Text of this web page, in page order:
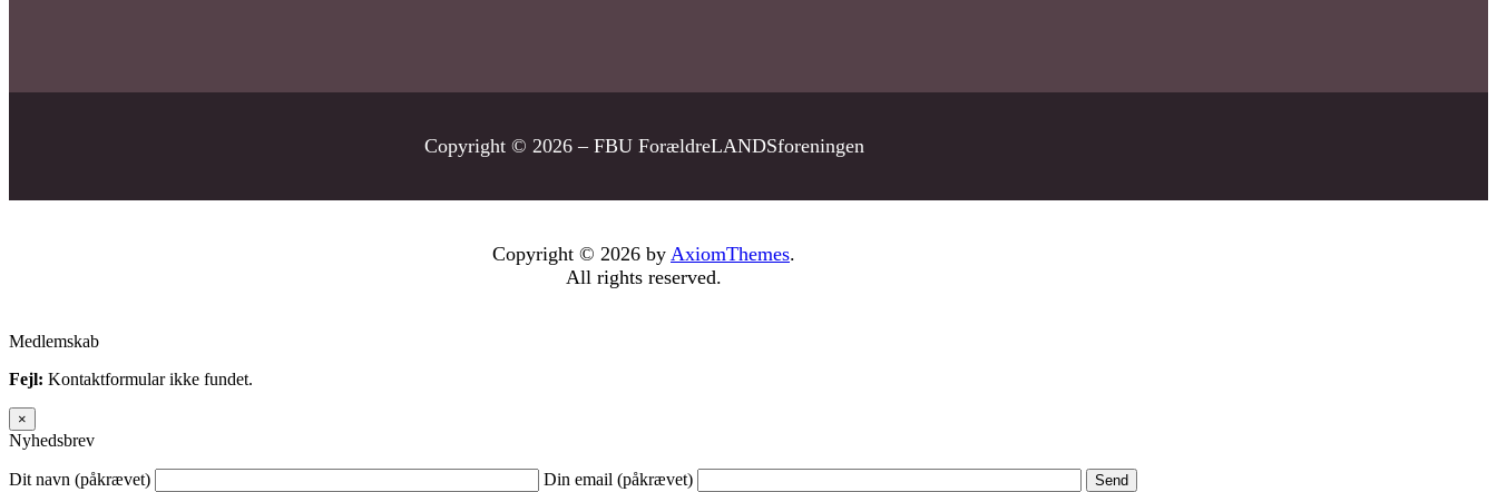
Copyright © 2026 – FBU ForældreLANDSforeningen
Copyright © 2026 by AxiomThemes.
All rights reserved.
Medlemskab
Fejl: Kontaktformular ikke fundet.
×
Nyhedsbrev
Dit navn (påkrævet) Din email (påkrævet)